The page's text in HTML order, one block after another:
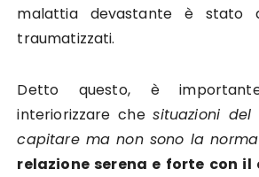
malattia devastante è
traumatizzati.
Detto questo, è
interiorizzare chesituazioni del
capitare ma non sono la norma
relazione serena e forte con il